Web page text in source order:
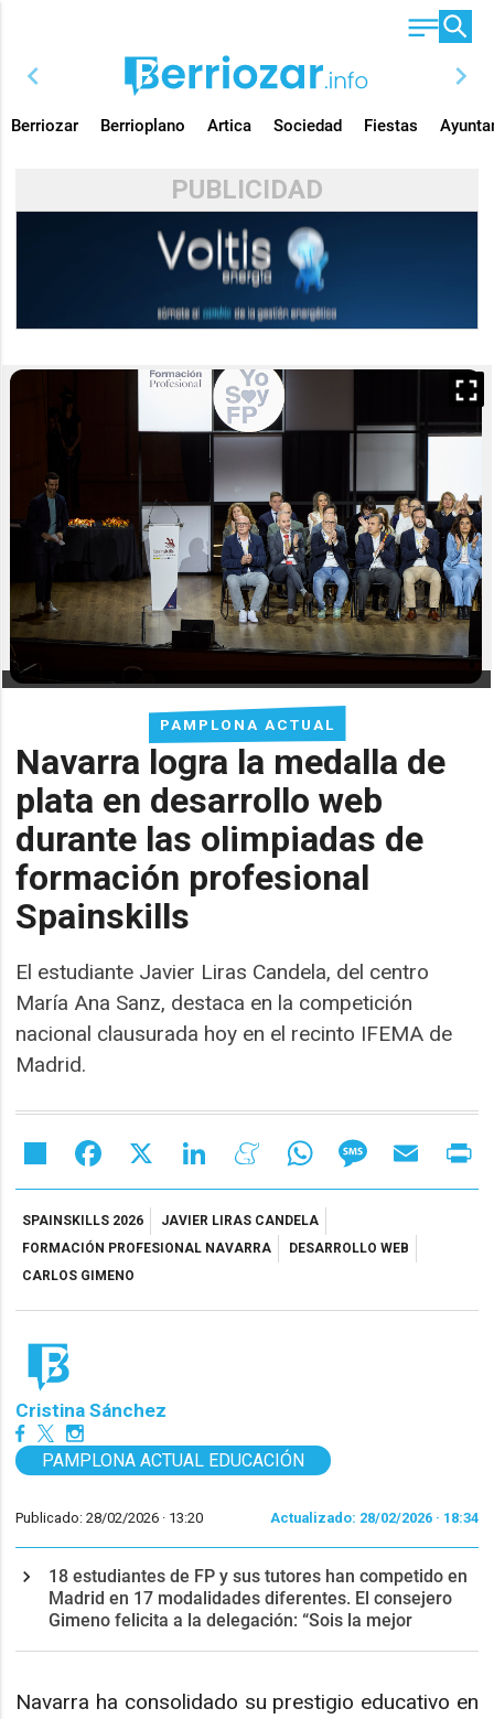
chevron_left chevron_right
Berriozar Berrioplano Artica Sociedad Fiestas
PUBLICIDAD
PAMPLONA ACTUAL
Navarra logra la medalla de
plata en desarrollo web
durante las olimpiadas de
formación profesional
Spainskills
El estudiante Javier Liras Candela, del centro
María Ana Sanz, destaca en la competición
nacional clausurada hoy en el recinto IFEMA de
Madrid.
Share Facebook LinkedIn MeneameWhatsAppMessageEmail
SPAINSKILLS 2026
JAVIER LIRAS CANDELA
FORMACIÓN PROFESIONAL NAVARRA
DESARROLLO WEB
CARLOS GIMENO
Cristina Sánchez
PAMPLONA ACTUAL EDUCACIÓN
Publicado: 28/02/2026 · 13:20 Actualizado: 28/02/2026 · 18:34
18 estudiantes de FP y sus tutores han competido en
Madrid en 17 modalidades diferentes. El consejero
Gimeno felicita a la delegación: “Sois la mejor
Navarra ha consolidado su prestigio educativo en